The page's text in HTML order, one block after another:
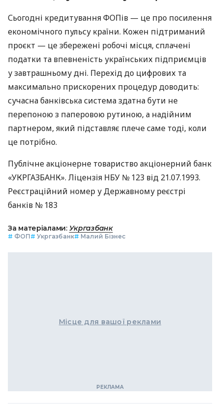
Сьогодні кредитування ФОПів — це про посилення
економічного пульсу країни. Кожен підтриманий
проєкт — це збережені робочі місця, сплачені
податки та впевненість українських підприємців
у завтрашньому дні. Перехід до цифрових та
максимально прискорених процедур доводить:
сучасна банківська система здатна бути не
перепоною з паперовою рутиною, а надійним
партнером, який підставляє плече саме тоді, коли
це потрібно.
Публічне акціонерне товариство акціонерний банк
«УКРГАЗБАНК». Ліцензія НБУ № 123 від 21.07.1993.
Реєстраційний номер у Державному реєстрі
банків № 183
За матеріалами: Укргазбанк
# ФОП# Укргазбанк# Малий Бізнес
Місце для вашої реклами